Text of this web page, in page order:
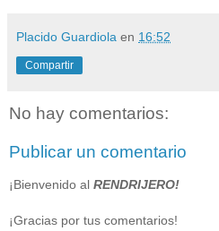
Placido Guardiola en 16:52
Compartir
No hay comentarios:
Publicar un comentario
¡Bienvenido al RENDRIJERO!
¡Gracias por tus comentarios!